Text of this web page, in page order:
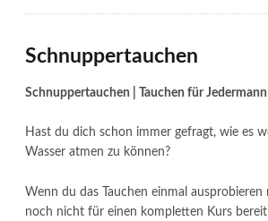
Schnuppertauchen
Schnuppertauchen | Tauchen für Jedermann
Hast du dich schon immer gefragt, wie es
Wasser atmen zu können?
Wenn du das Tauchen einmal ausprobieren
noch nicht für einen kompletten Kurs